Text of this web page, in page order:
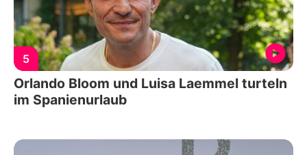
5
Orlando Bloom und Luisa Laemmel turteln
im Spanienurlaub